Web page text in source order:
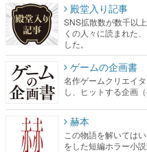
殿堂入り記事
SNS拡散数が数千以
くの人々に読まれた
した。
ゲームの企画書
名作ゲームクリエイ
し、ヒットする企画
赫本
この物語を解いては
をした短編ホラー小説